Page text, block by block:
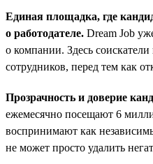
Единая площадка, где
о работодателе. Dream Job
о компании. Здесь
сотрудников, перед тем как
Прозрачность и доверие
ежемесячно посещают 6
воспринимают как
не может просто удалить